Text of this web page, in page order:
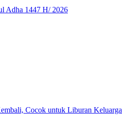
Adha 1447 H/ 2026
Cocok untuk Liburan Keluarga